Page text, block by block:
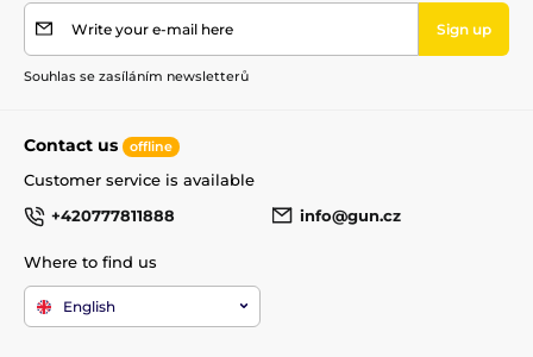
Write your e-mail here Sign up
Souhlas se zasíláním newsletterů
Contact us offline
Customer service is available
+420777811888
info@gun.cz
Where to find us
English